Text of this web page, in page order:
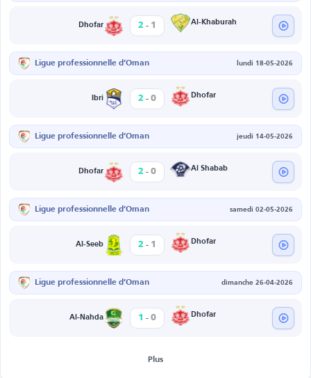
Dhofar 2 - 1 Al-Khaburah
Ligue professionnelle d’Oman lundi 18-05-2026
Ibri 2 - 0 Dhofar
Ligue professionnelle d’Oman jeudi 14-05-2026
Dhofar 2 - 0 Al Shabab
Ligue professionnelle d’Oman samedi 02-05-2026
Al-Seeb 2 - 1 Dhofar
Ligue professionnelle d’Oman dimanche 26-04-2026
Al-Nahda 1 - 0 Dhofar
Plus